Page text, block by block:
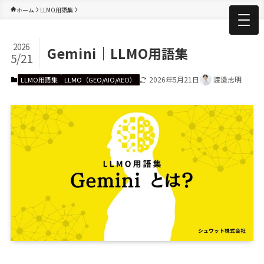
ホーム LLMO用語集
Gemini｜LLMO用語集
2026
5/21
LLMO用語集 LLMO（GEO/AIO/AEO） 2026年5月21日 渡邉志明